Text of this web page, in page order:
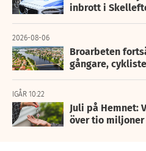
inbrott i
2026-08-06
Broarbeten
gångare,
IGÅR 10:22
Juli på Hemnet:
över tio miljoner